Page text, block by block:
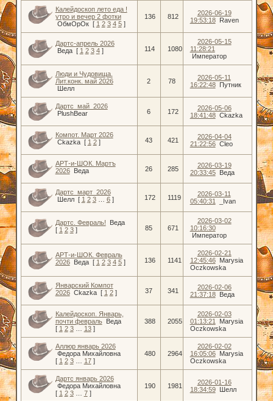
Калейдоскоп лето еда !
утро и вечер 2 фотки
ОбмОрОк [ 1 2 3 4 5 ]
136 812
2026-06-19
19:53:18
Raven
Дартс-апрель 2026
Веда [ 1 2 3 4 ] 114 1080
2026-05-15
11:28:21
Император
Люди и Чудовища.
Лит.конк. май 2026
Шелл
2 78
2026-05-11
16:22:48
Путник
Дартс_май_2026
PlushBear
6 172
2026-05-06
18:41:48 Ckazka
Компот. Март 2026
Ckazka [ 1 2 ] 43 421
2026-04-04
21:22:56 Cleo
АРТ-и-ШОК. Мартъ
2026
Веда 26 285
2026-03-19
20:33:45
Веда
Дартс_март_2026
Шелл [ 1 2 3 6 ] 172 1119
2026-03-11
05:40:31
_Ivan
Дартс. Февраль!
Веда
[ 1 2 3 ] 85 671
2026-03-02
10:16:30
Император
АРТ-и-ШОК. Февраль
2026
Веда [ 1 2 3 4 5 ] 136 1141
2026-02-21
12:45:46
Marysia
Oczkowska
Январский Компот
2026 Ckazka [ 1 2 ] 37 341
2026-02-06
21:37:18
Веда
Калейдоскоп. Январь,
почти февраль
Веда
[ 1 2 3 13 ]
388 2055
2026-02-03
01:13:21
Marysia
Oczkowska
Аллюр январь 2026
Федора Михайловна
[ 1 2 3 17 ]
480 2964
2026-02-02
16:05:06
Marysia
Oczkowska
Дартс январь 2026
Федора Михайловна
[ 1 2 3 7 ]
190 1981
2026-01-16
18:34:59
Шелл